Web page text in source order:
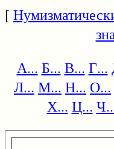
[
А... Б... В... Г...
Л... М... Н... О...
Х... Ц...